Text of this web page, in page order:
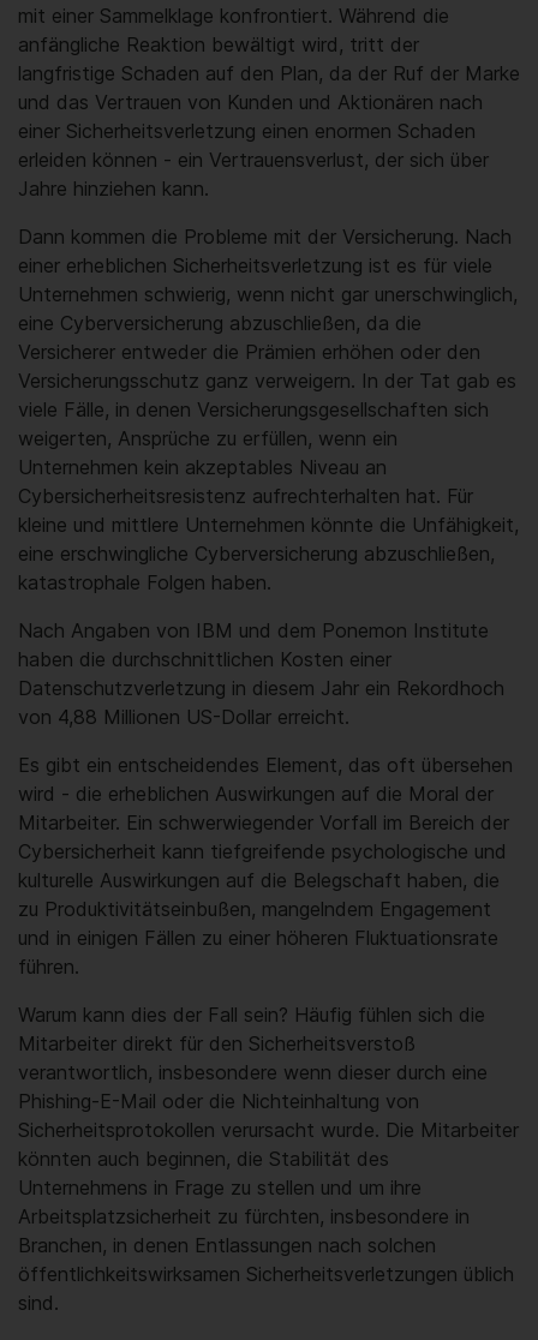
mit einer Sammelklage konfrontiert. Während die
anfängliche Reaktion bewältigt wird, tritt der
langfristige Schaden auf den Plan, da der Ruf der Marke
und das Vertrauen von Kunden und Aktionären nach
einer Sicherheitsverletzung einen enormen Schaden
erleiden können - ein Vertrauensverlust, der sich über
Jahre hinziehen kann.
Dann kommen die Probleme mit der Versicherung. Nach
einer erheblichen Sicherheitsverletzung ist es für viele
Unternehmen schwierig, wenn nicht gar unerschwinglich,
eine Cyberversicherung abzuschließen, da die
Versicherer entweder die Prämien erhöhen oder den
Versicherungsschutz ganz verweigern. In der Tat gab es
viele Fälle, in denen Versicherungsgesellschaften sich
weigerten, Ansprüche zu erfüllen, wenn ein
Unternehmen kein akzeptables Niveau an
Cybersicherheitsresistenz aufrechterhalten hat. Für
kleine und mittlere Unternehmen könnte die Unfähigkeit,
eine erschwingliche Cyberversicherung abzuschließen,
katastrophale Folgen haben.
Nach Angaben von IBM und dem Ponemon Institute
haben die durchschnittlichen Kosten einer
Datenschutzverletzung in diesem Jahr ein Rekordhoch
von 4,88 Millionen US-Dollar erreicht.
Es gibt ein entscheidendes Element, das oft übersehen
wird - die erheblichen Auswirkungen auf die Moral der
Mitarbeiter. Ein schwerwiegender Vorfall im Bereich der
Cybersicherheit kann tiefgreifende psychologische und
kulturelle Auswirkungen auf die Belegschaft haben, die
zu Produktivitätseinbußen, mangelndem Engagement
und in einigen Fällen zu einer höheren Fluktuationsrate
führen.
Warum kann dies der Fall sein? Häufig fühlen sich die
Mitarbeiter direkt für den Sicherheitsverstoß
verantwortlich, insbesondere wenn dieser durch eine
Phishing-E-Mail oder die Nichteinhaltung von
Sicherheitsprotokollen verursacht wurde. Die Mitarbeiter
könnten auch beginnen, die Stabilität des
Unternehmens in Frage zu stellen und um ihre
Arbeitsplatzsicherheit zu fürchten, insbesondere in
Branchen, in denen Entlassungen nach solchen
öffentlichkeitswirksamen Sicherheitsverletzungen üblich
sind.